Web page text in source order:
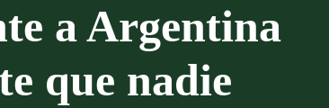
a Argentina
que nadie